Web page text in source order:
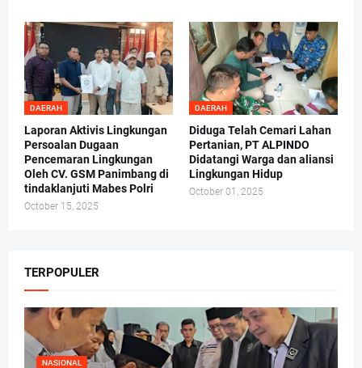
DAERAH
Laporan Aktivis Lingkungan
Persoalan Dugaan
Pencemaran Lingkungan
Oleh CV. GSM Panimbang di
tindaklanjuti Mabes Polri
October 15, 2025
DAERAH
Diduga Telah Cemari Lahan
Pertanian, PT ALPINDO
Didatangi Warga dan aliansi
Lingkungan Hidup
October 01, 2025
TERPOPULER
NASIONAL